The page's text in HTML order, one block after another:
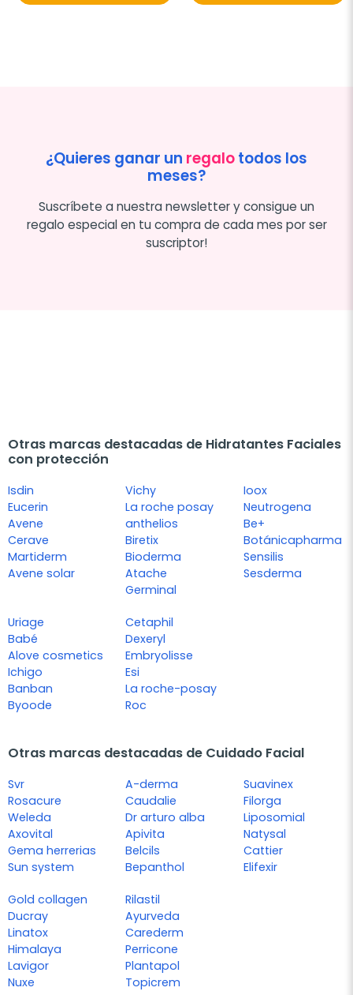
¿Quieres ganar un regalotodos los
meses?
Suscríbete a nuestra newsletter y consigue un
regalo especial en tu compra de cada mes por ser
suscriptor!
Otras marcas destacadas de Hidratantes Faciales
con protección
Isdin
Eucerin
Avene
Cerave
Martiderm
Avene solar
Vichy
La roche posay
anthelios
Biretix
Bioderma
Atache
Germinal
Ioox
Neutrogena
Be+
Botánicapharma
Sensilis
Sesderma
Uriage
Babé
Alove cosmetics
Ichigo
Banban
Byoode
Cetaphil
Dexeryl
Embryolisse
Esi
La roche-posay
Roc
Otras marcas destacadas de Cuidado Facial
Svr
Rosacure
Weleda
Axovital
Gema herrerias
Sun system
A-derma
Caudalie
Dr arturo alba
Apivita
Belcils
Bepanthol
Suavinex
Filorga
Liposomial
Natysal
Cattier
Elifexir
Gold collagen
Ducray
Linatox
Himalaya
Lavigor
Nuxe
Rilastil
Ayurveda
Carederm
Perricone
Plantapol
Topicrem